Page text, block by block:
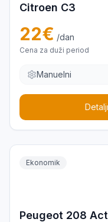
Citroen C3
22€ /dan
Cena za duži period
Manuelni
Ekonomik
Peugeot 208